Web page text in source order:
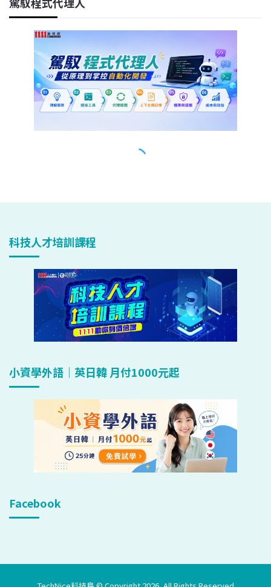
科技人才培訓課程
小資學外語｜英日韓 月付1000元起
Facebook